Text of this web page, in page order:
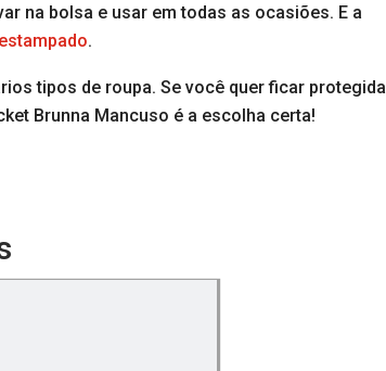
na bolsa e usar em todas as ocasiões. E a
.
tipos de roupa. Se você quer ficar protegida
Brunna Mancuso é a escolha certa!